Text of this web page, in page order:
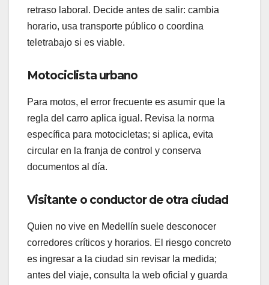
retraso laboral. Decide antes de salir: cambia
horario, usa transporte público o coordina
teletrabajo si es viable.
Motociclista urbano
Para motos, el error frecuente es asumir que la
regla del carro aplica igual. Revisa la norma
específica para motocicletas; si aplica, evita
circular en la franja de control y conserva
documentos al día.
Visitante o conductor de otra ciudad
Quien no vive en Medellín suele desconocer
corredores críticos y horarios. El riesgo concreto
es ingresar a la ciudad sin revisar la medida;
antes del viaje, consulta la web oficial y guarda